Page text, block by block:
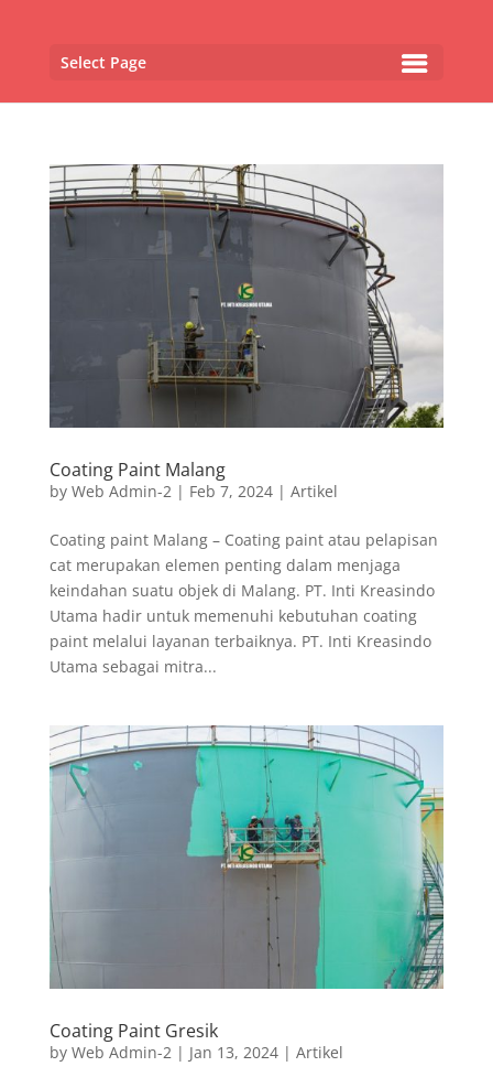
Select Page
Coating Paint Malang
by Web Admin-2| Feb 7, 2024| Artikel
Coating paint Malang – Coating paint atau pelapisan
cat merupakan elemen penting dalam menjaga
keindahan suatu objek di Malang. PT. Inti Kreasindo
Utama hadir untuk memenuhi kebutuhan coating
paint melalui layanan terbaiknya. PT. Inti Kreasindo
Utama sebagai mitra...
Coating Paint Gresik
by Web Admin-2| Jan 13, 2024| Artikel